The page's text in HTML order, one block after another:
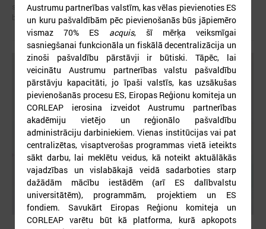
starptautiskai pašvaldību sadarbības balvai “Uzticības tiltu sadarbības
balva 2026”.
Austrumu partnerības valstīm, kas vēlas pievienoties ES
un kuru pašvaldībām pēc pievienošanās būs jāpiemēro
vismaz 70% ES acquis, šī mērķa veiksmīgai
sasniegšanai funkcionāla un fiskālā decentralizācija un
zinoši pašvaldību pārstāvji ir būtiski. Tāpēc, lai
veicinātu Austrumu partnerības valstu pašvaldību
pārstāvju kapacitāti, jo īpaši valstīs, kas uzsākušas
pievienošanās procesu ES, Eiropas Reģionu komiteja un
CORLEAP ierosina izveidot Austrumu partnerības
akadēmiju vietējo un reģionālo pašvaldību
administrāciju darbiniekiem.Vienas institūcijas vai pat
centralizētas, visaptverošas programmas vietā ieteikts
sākt darbu, lai meklētu veidus, kā noteikt aktuālākās
vajadzības un vislabākajā veidā sadarboties starp
dažādām mācību iestādēm (arī ES dalībvalstu
universitātēm), programmām, projektiem un ES
fondiem. Savukārt Eiropas Reģionu komiteja un
CORLEAP varētu būt kā platforma, kurā apkopots